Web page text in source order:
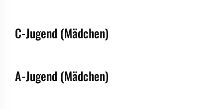
C-Jugend (Mädchen)
A-Jugend (Mädchen)